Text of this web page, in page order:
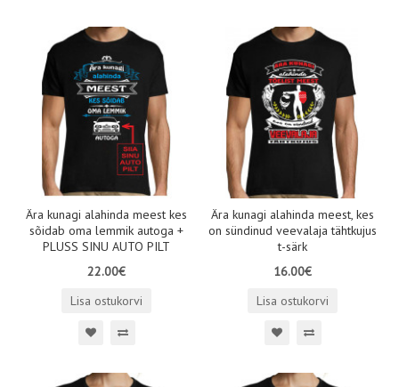
Ära kunagi alahinda meest kes
sõidab oma lemmik autoga +
PLUSS SINU AUTO PILT
22.00€
Lisa ostukorvi
Ära kunagi alahinda meest, kes
on sündinud veevalaja tähtkujus
t-särk
16.00€
Lisa ostukorvi